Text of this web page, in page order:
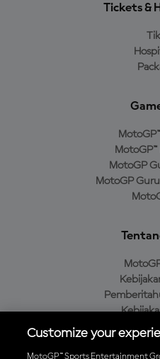
Tickets &
MotoGP
MotoGP
Kebijakan
Customize your
MotoGP™ Sports Entertainment